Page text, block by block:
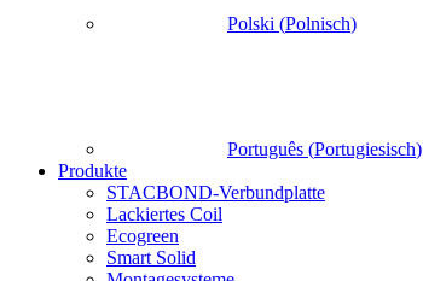
Polski (Polnisch)
Português (Portugiesisch)
Produkte
STACBOND-Verbundplatte
Lackiertes Coil
Ecogreen
Smart Solid